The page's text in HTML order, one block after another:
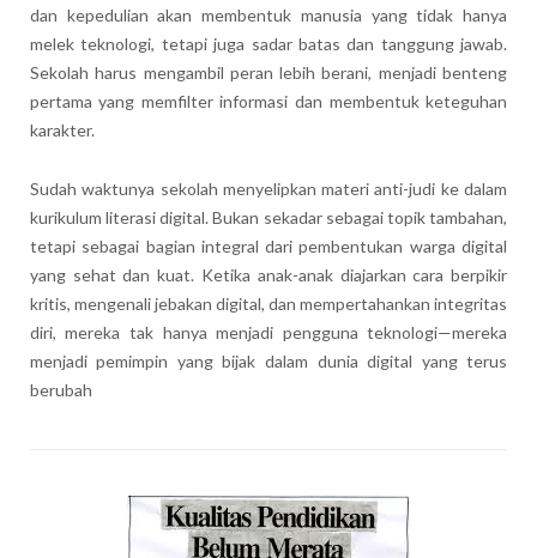
dan kepedulian akan membentuk manusia yang tidak hanya
melek teknologi, tetapi juga sadar batas dan tanggung jawab.
Sekolah harus mengambil peran lebih berani, menjadi benteng
pertama yang memfilter informasi dan membentuk keteguhan
karakter.
Sudah waktunya sekolah menyelipkan materi anti-judi ke dalam
kurikulum literasi digital. Bukan sekadar sebagai topik tambahan,
tetapi sebagai bagian integral dari pembentukan warga digital
yang sehat dan kuat. Ketika anak-anak diajarkan cara berpikir
kritis, mengenali jebakan digital, dan mempertahankan integritas
diri, mereka tak hanya menjadi pengguna teknologi—mereka
menjadi pemimpin yang bijak dalam dunia digital yang terus
berubah